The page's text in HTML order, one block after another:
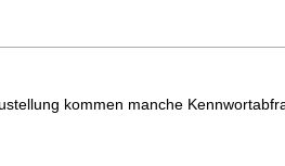
kommen manche